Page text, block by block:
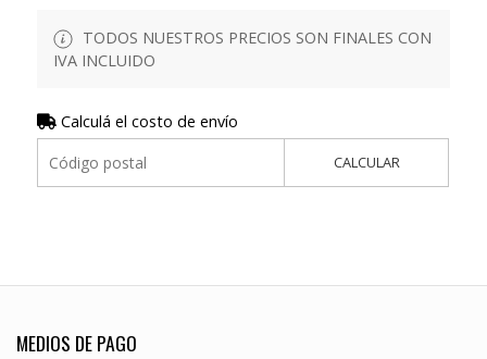
TODOS NUESTROS PRECIOS SON FINALES CON
IVA INCLUIDO
Calculá el costo de envío
CALCULAR
MEDIOS DE PAGO